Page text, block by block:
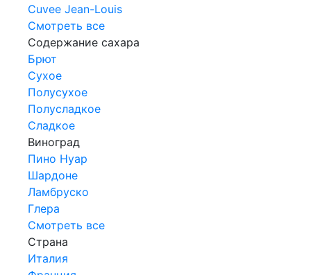
Cuvee Jean-Louis
Смотреть все
Содержание сахара
Брют
Сухое
Полусухое
Полусладкое
Сладкое
Виноград
Пино Нуар
Шардоне
Ламбруско
Глера
Смотреть все
Страна
Италия